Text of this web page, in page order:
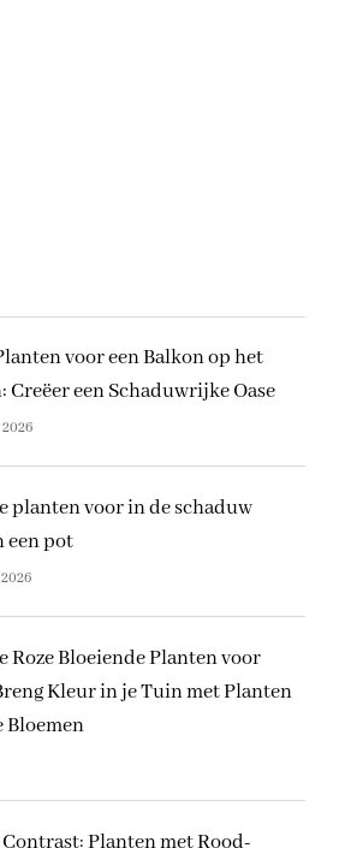
voor een Balkon op het
Creëer een Schaduwrijke Oase
planten voor in de schaduw
een pot
Roze Bloeiende Planten voor
Kleur in je Tuin met Planten
Bloemen
Planten met Rood-